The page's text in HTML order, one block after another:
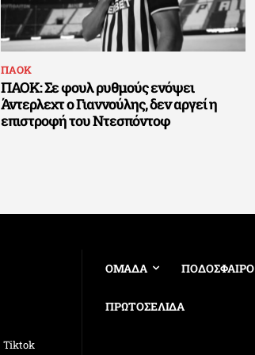
ΠΑΟΚ
ΠΑΟΚ: Σε φουλ ρυθμούς ενόψει
Άντερλεχτ ο Γιαννούλης, δεν αργεί η
επιστροφή του Ντεσπόντοφ
Tiktok
ΟΜΑΔΑ ΠΟΔΟΣΦΑΙΡΟ
ΠΡΩΤΟΣΕΛΙΔΑ